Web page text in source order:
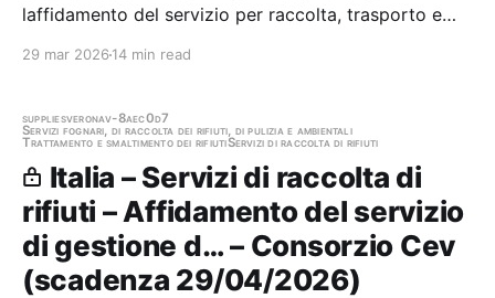
laffidamento del servizio per raccolta, trasporto e
29 mar 2026 14 min read
suppliesveronav-8aec0d7
Servizi fognari, di raccolta dei rifiuti, di pulizia e ambientali
Trattamento e smaltimento dei rifiutiServizi di raccolta di rifiuti
Italia – Servizi di raccolta di
rifiuti – Affidamento del servizio
di gestione d… – Consorzio Cev
(scadenza 29/04/2026)